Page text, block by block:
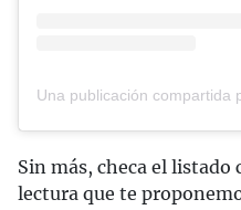
Sin más, checa el listado
lectura que te